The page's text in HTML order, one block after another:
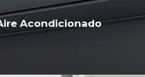
Acondicionado